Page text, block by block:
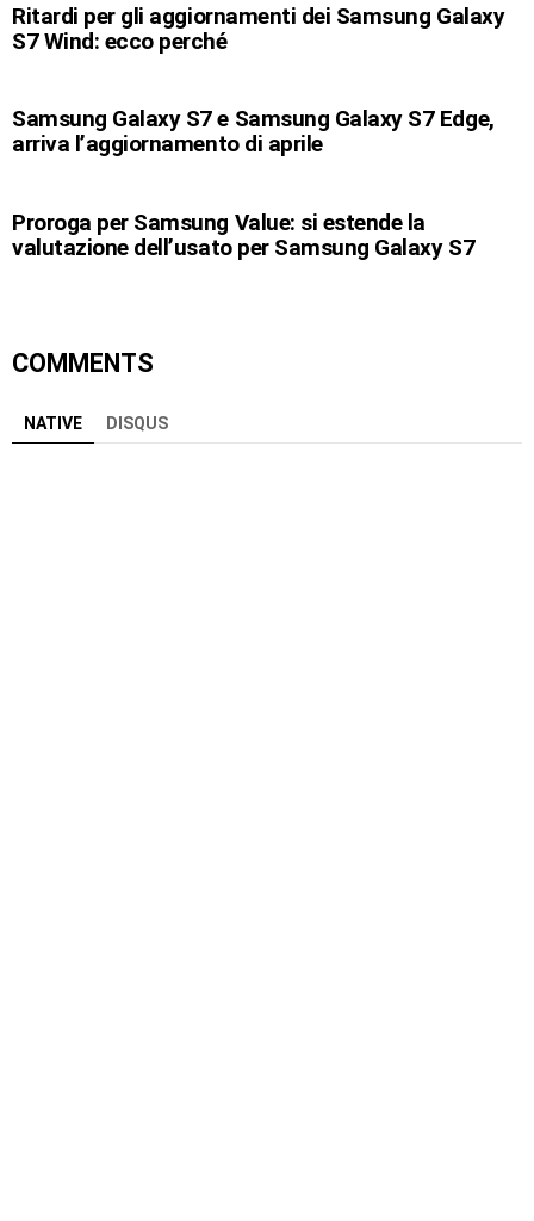
Ritardi per gli aggiornamenti dei Samsung Galaxy
S7 Wind: ecco perché
Samsung Galaxy S7 e Samsung Galaxy S7 Edge,
arriva l’aggiornamento di aprile
Proroga per Samsung Value: si estende la
valutazione dell’usato per Samsung Galaxy S7
COMMENTS
NATIVE DISQUS